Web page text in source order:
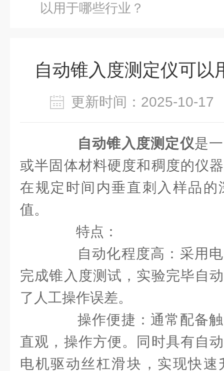
以用于哪些行业？
自动锥入度测定仪可以
更新时间：2025-10-
自动锥入度测定仪是
或半固体材料硬度和稠度的仪
在规定时间内垂直刺入样品的
值。
特点：
自动化程度高：采用电
完成锥入度测试，实验完毕自
了人工操作误差。
操作便捷：通常配备触
直观，操作方便。同时具有自
电机驱动丝杠滑块，实现快